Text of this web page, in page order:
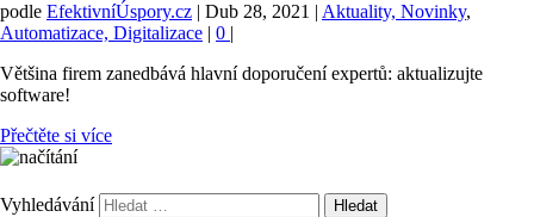
podle EfektivníÚspory.cz | Dub 28, 2021 | Aktuality, Novinky,
Automatizace, Digitalizace | 0 |
Většina firem zanedbává hlavní doporučení expertů: aktualizujte
software!
Přečtěte si více
Vyhledávání